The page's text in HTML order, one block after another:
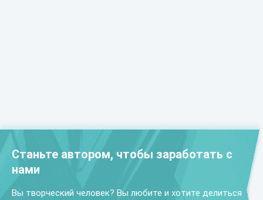
Станьте автором, чтобы заработать с
нами
Вы творческий человек? Вы любите и хотите делиться